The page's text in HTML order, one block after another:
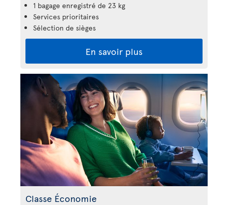
1 bagage enregistré de 23 kg
Services prioritaires
Sélection de sièges
En savoir plus
Classe Économie